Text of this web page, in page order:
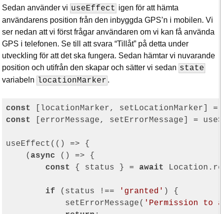
Sedan använder vi useEffect igen för att hämta
användarens position från den inbyggda GPS’n i mobilen. Vi
ser nedan att vi först frågar användaren om vi kan få använda
GPS i telefonen. Se till att svara “Tillåt” på detta under
utveckling för att det ska fungera. Sedan hämtar vi nuvarande
position och utifrån den skapar och sätter vi sedan state
variabeln locationMarker .
const
[locationMarker, setLocationMarker] =
const
[errorMessage, setErrorMessage] =
useEffect( () => {
    (
async () => {
const
{ status } = await
if (status !== 'granted' ) {
            setErrorMessage(
'Permission to